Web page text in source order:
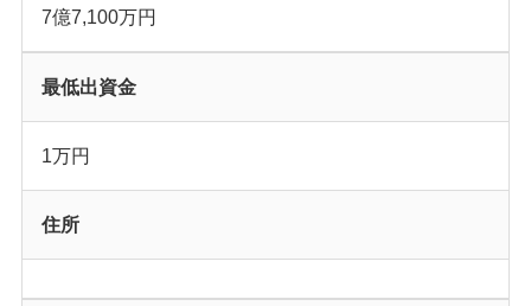
7億7,100万円
最低出資金
1万円
住所